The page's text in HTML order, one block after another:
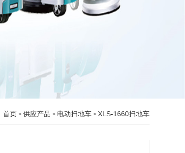
首页 > 供应产品 > 电动扫地车 > XLS-1660扫地车